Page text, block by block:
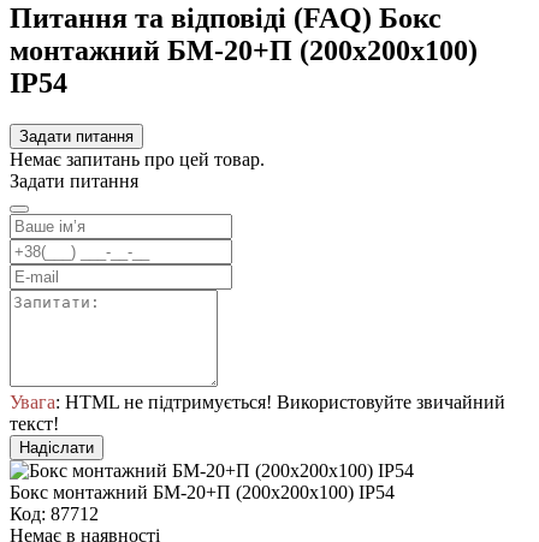
Питання та відповіді (FAQ) Бокс
монтажний БМ-20+П (200х200х100)
IP54
Задати питання
Немає запитань про цей товар.
Задати питання
Увага: HTML не підтримується! Використовуйте звичайний
текст!
Надіслати
Бокс монтажний БМ-20+П (200х200х100) IP54
Код: 87712
Немає в наявності